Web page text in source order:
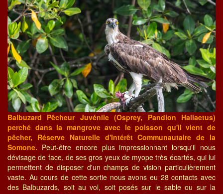
Balbuzard Pêcheur Juvénile (Osprey, Pandion Haliaetus)
perché dans la mangrove avec le poisson qu'il vient de
pêcher, Réserve Naturelle d'Intérêt Communautaire de la
Somone. Peut-être encore plus impressionnant lorsqu'il nous
dévisage de face, de ses gros yeux de myope très écartés, qui lui
permettent de disposer d'un champs de vision particulièrement
vaste. Au cours de cette sortie nous avons eu 28 contacts avec
des Balbuzards, soit au vol, soit posés sur le sable ou sur la